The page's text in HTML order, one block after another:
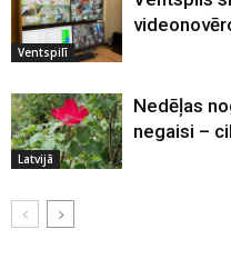
Ventspilī
Latvijā
Nedēļas
negaisi –